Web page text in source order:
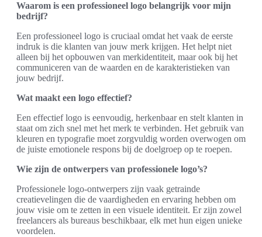
Waarom is een professioneel logo belangrijk voor mijn
bedrijf?
Een professioneel logo is cruciaal omdat het vaak de eerste
indruk is die klanten van jouw merk krijgen. Het helpt niet
alleen bij het opbouwen van merkidentiteit, maar ook bij het
communiceren van de waarden en de karakteristieken van
jouw bedrijf.
Wat maakt een logo effectief?
Een effectief logo is eenvoudig, herkenbaar en stelt klanten in
staat om zich snel met het merk te verbinden. Het gebruik van
kleuren en typografie moet zorgvuldig worden overwogen om
de juiste emotionele respons bij de doelgroep op te roepen.
Wie zijn de ontwerpers van professionele logo’s?
Professionele logo-ontwerpers zijn vaak getrainde
creatievelingen die de vaardigheden en ervaring hebben om
jouw visie om te zetten in een visuele identiteit. Er zijn zowel
freelancers als bureaus beschikbaar, elk met hun eigen unieke
voordelen.